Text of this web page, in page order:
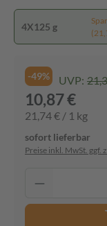
4X125 g
-49% UVP:
10,87 €
21,74 € / 1 kg
sofort lieferbar
Preise inkl. MwSt. ggf.